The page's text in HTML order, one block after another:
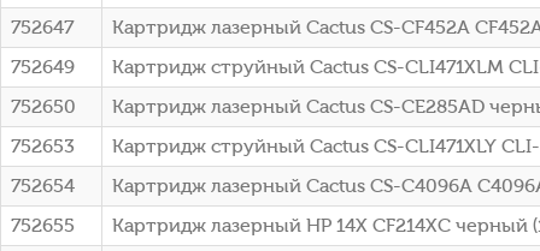
752647
Картридж лазерный Cactus CS-CF452A
752649
Картридж струйный Cactus CS-CLI471XLM
752650
Картридж лазерный Cactus CS-CE285AD
752653
Картридж струйный Cactus CS-CLI471XLY
752654
Картридж лазерный Cactus CS-C4096A
752655
Картридж лазерный HP 14X CF214XC черный